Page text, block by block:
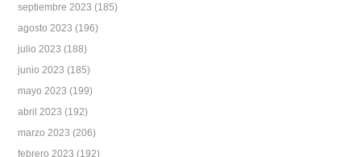
septiembre 2023 (185)
agosto 2023 (196)
julio 2023 (188)
junio 2023 (185)
mayo 2023 (199)
abril 2023 (192)
marzo 2023 (206)
febrero 2023 (192)